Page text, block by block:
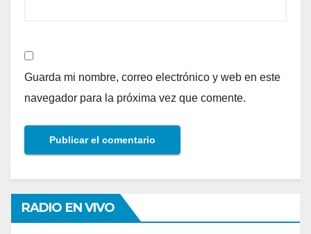
Guarda mi nombre, correo electrónico y web en este
navegador para la próxima vez que comente.
RADIO EN VIVO